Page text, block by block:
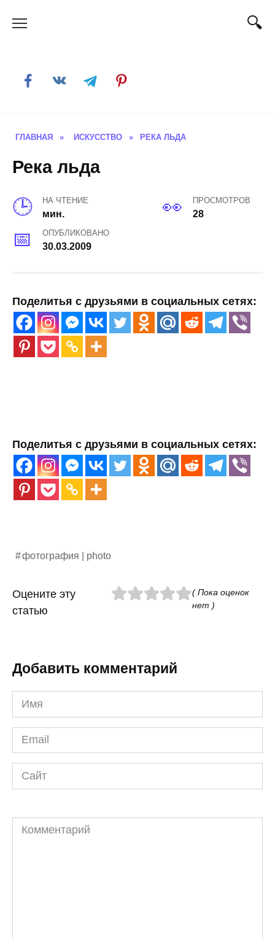
ГЛАВНАЯ » ИСКУССТВО » РЕКА ЛЬДА
Река льда
НА ЧТЕНИЕ
мин.
ПРОСМОТРОВ
28
ОПУБЛИКОВАНО
30.03.2009
Поделитья с друзьями в социальных сетях:
Поделитья с друзьями в социальных сетях:
фотография | photo
Оцените эту
статью
( Пока оценок
нет )
Добавить комментарий
Имя
*
Email
*
Сайт
Комментарий